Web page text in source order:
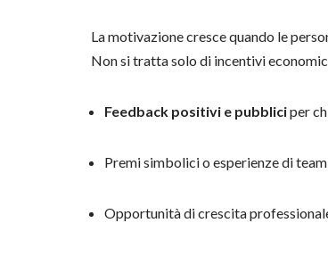
La motivazione cresce quando le
Non si tratta solo di incentivi
Feedback positivi e pubbliciper
Premi simbolici o esperienze di
Opportunità di crescita